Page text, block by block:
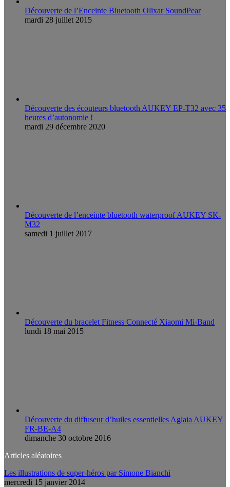
Découverte de l’Enceinte Bluetooth Olixar SoundPear
mardi 28 juillet 2015
Découverte des écouteurs bluetooth AUKEY EP-T32 avec 35
heures d’autonomie !
mardi 29 décembre 2020
Découverte de l’enceinte bluetooth waterproof AUKEY SK-
M32
samedi 1 juillet 2017
Découverte du bracelet Fitness Connecté Xiaomi Mi-Band
lundi 18 mai 2015
Découverte du diffuseur d’huiles essentielles Aglaia AUKEY
FR-BE-A4
dimanche 30 octobre 2016
Articles aléatoires
Les illustrations de super-héros par Simone Bianchi
mercredi 15 janvier 2014